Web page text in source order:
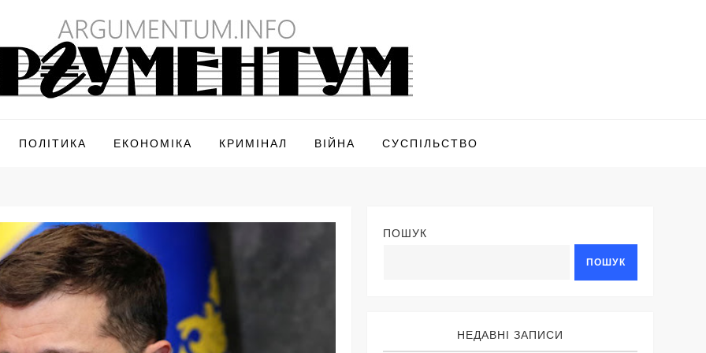
ПОЛІТИКА ЕКОНОМІКА КРИМІНАЛ ВІЙНА СУСПІЛЬСТВО
ПОШУК
ПОШУК
НЕДАВНІ ЗАПИСИ